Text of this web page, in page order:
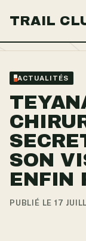
TRAIL
ACTUALITÉS
SON
ENFIN
PUBLIÉ LE 17